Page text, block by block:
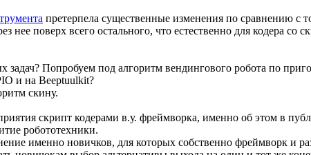
претерпела существенные изменения по сравнению с
нее поверх всего остального, что естественно для кодера
задач? Попробуем под алгоритм вендингового робота по
и на Beeptuulkit?
скину.
скрипт кодерами в.у. фреймворка, именно об этом в
робототехники.
именно новичков, для которых собственно фреймворк и